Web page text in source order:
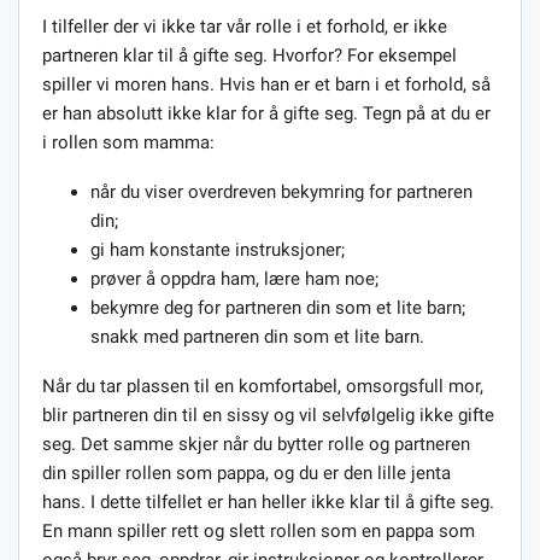
I tilfeller der vi ikke tar vår rolle i et forhold, er ikke
partneren klar til å gifte seg. Hvorfor? For eksempel
spiller vi moren hans. Hvis han er et barn i et forhold, så
er han absolutt ikke klar for å gifte seg. Tegn på at du er
i rollen som mamma:
når du viser overdreven bekymring for partneren
din;
gi ham konstante instruksjoner;
prøver å oppdra ham, lære ham noe;
bekymre deg for partneren din som et lite barn;
snakk med partneren din som et lite barn.
Når du tar plassen til en komfortabel, omsorgsfull mor,
blir partneren din til en sissy og vil selvfølgelig ikke gifte
seg. Det samme skjer når du bytter rolle og partneren
din spiller rollen som pappa, og du er den lille jenta
hans. I dette tilfellet er han heller ikke klar til å gifte seg.
En mann spiller rett og slett rollen som en pappa som